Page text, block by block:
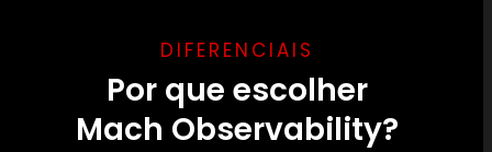
DIFERENCIAIS
Por que escolher
Mach Observability?